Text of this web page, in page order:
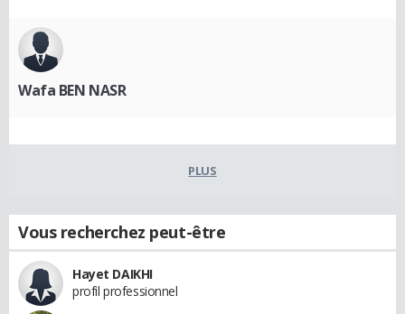
Wafa BEN NASR
PLUS
Vous recherchez peut-être
Hayet DAIKHI
profil professionnel